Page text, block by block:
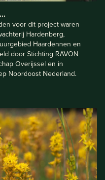
voor dit project waren
Hardenberg,
Haardennen en
door Stichting RAVON
Overijssel en in
Noordoost Nederland.